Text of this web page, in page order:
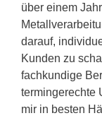
über einem
darauf,
Kunden zu
fachkundige
termingerechte
mir in besten